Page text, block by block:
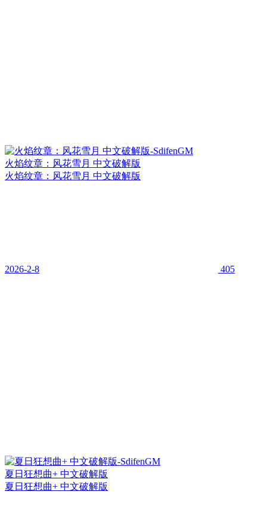
火焰纹章：风花雪月 中文破解版
火焰纹章：风花雪月 中文破解版
2026-2-8 405
夏日狂想曲+ 中文破解版
夏日狂想曲+ 中文破解版